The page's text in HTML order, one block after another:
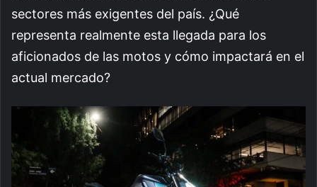
sectores más exigentes del país. ¿Qué
representa realmente esta llegada para los
aficionados de las motos y cómo impactará en el
actual mercado?